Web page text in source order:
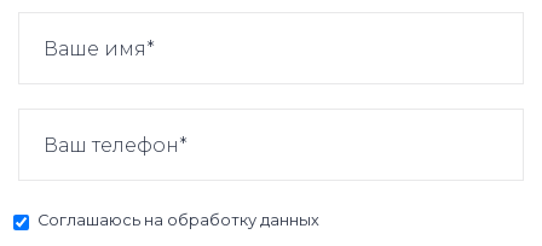
Соглашаюсь на обработку данных